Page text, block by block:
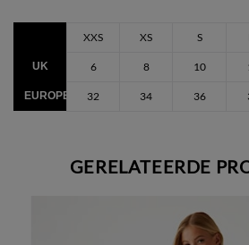
XXS XS S
UK 6 8 10
EUROPEES 32 34 36
GERELATEERDE